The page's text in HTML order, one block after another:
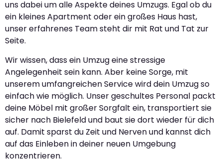
uns dabei um alle Aspekte deines Umzugs. Egal ob du
ein kleines Apartment oder ein großes Haus hast,
unser erfahrenes Team steht dir mit Rat und Tat zur
Seite.
Wir wissen, dass ein Umzug eine stressige
Angelegenheit sein kann. Aber keine Sorge, mit
unserem umfangreichen Service wird dein Umzug so
einfach wie möglich. Unser geschultes Personal packt
deine Möbel mit großer Sorgfalt ein, transportiert sie
sicher nach Bielefeld und baut sie dort wieder für dich
auf. Damit sparst du Zeit und Nerven und kannst dich
auf das Einleben in deiner neuen Umgebung
konzentrieren.